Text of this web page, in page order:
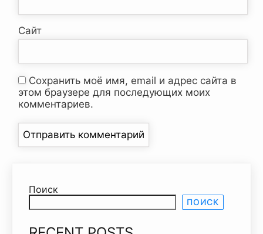
Сайт
Сохранить моё имя, email и адрес сайта в
этом браузере для последующих моих
комментариев.
Поиск
ПОИСК